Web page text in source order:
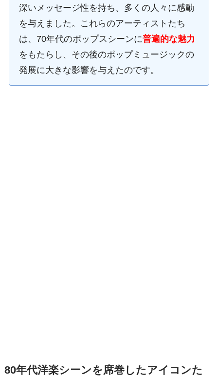
深いメッセージ性を持ち、多くの人々に感動
を与えました。これらのアーティストたち
は、70年代のポップスシーンに普遍的な魅力
をもたらし、その後のポップミュージックの
発展に大きな影響を与えたのです。
80年代洋楽シーンを席巻したアイコンた